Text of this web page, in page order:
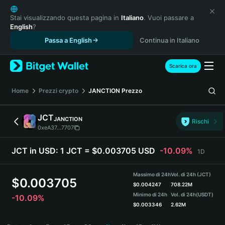
English
日本語
Tiếng Việt
Español (Latinoamérica)
Türkçe
Français
Deutsch
简体中文
繁體中文
Português (Portugal)
Bahasa Indonesia
ภาษาไทย
Español
Español (Argentina)
Stai visualizzando questa pagina in Italiano. Vuoi passare a
English?
Passa a English
Continua in Italiano
Scarica ora
Home Prezzi crypto JANCTION Prezzo
JCTJANCTION
0xeA37...7707
Rischi
JCT in USD: 1 JCT = $0.003705 USD -10.09% 1D
$0.003705
-10.09%
Massimo di 24h
$0.004247
Minimo di 24h
$0.003346
Vol. di 24h (JCT)
708.22M
Vol. di 24h(USDT)
2.62M